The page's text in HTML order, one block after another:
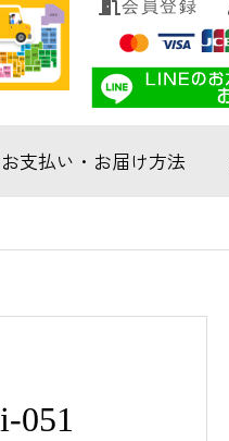
会員登録
お支払い・お届け方法
051